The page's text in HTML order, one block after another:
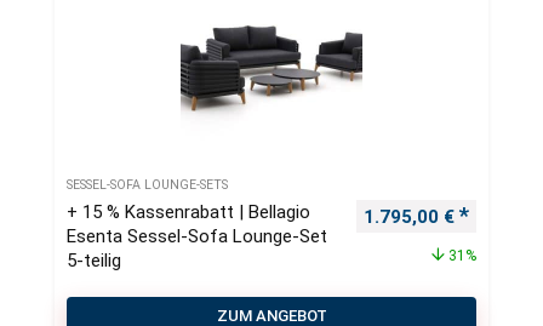
SESSEL-SOFA LOUNGE-SETS
+ 15 % Kassenrabatt | Bellagio
Esenta Sessel-Sofa Lounge-Set
5-teilig
Ursprünglicher
1.795,00 €
31%
ZUM ANGEBOT